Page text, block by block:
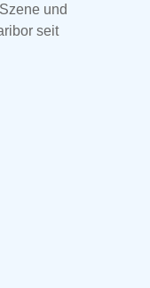
und
seit